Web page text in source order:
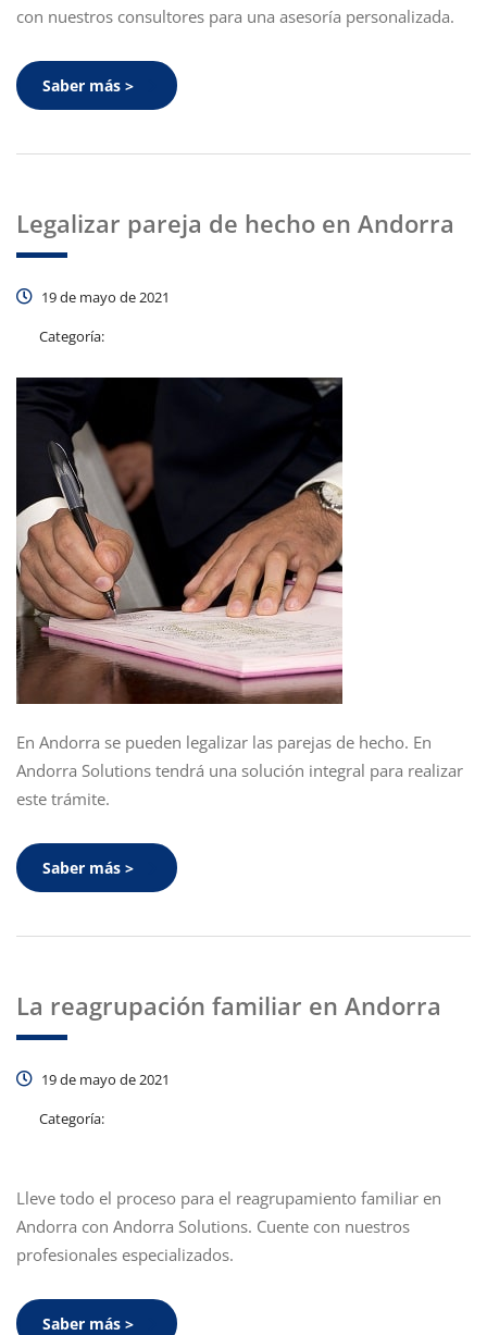
con nuestros consultores para una asesoría personalizada.
Saber más >
Legalizar pareja de hecho en Andorra
19 de mayo de 2021
Categoría:
En Andorra se pueden legalizar las parejas de hecho. En
Andorra Solutions tendrá una solución integral para realizar
este trámite.
Saber más >
La reagrupación familiar en Andorra
19 de mayo de 2021
Categoría:
Lleve todo el proceso para el reagrupamiento familiar en
Andorra con Andorra Solutions. Cuente con nuestros
profesionales especializados.
Saber más >